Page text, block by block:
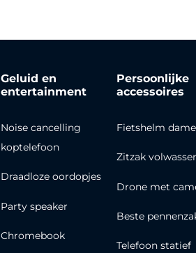
Geluid en
entertainment
Noise cancelling
koptelefoon
Draadloze oordopjes
Party speaker
Chromebook
Persoonlijke
accessoires
Fietshelm
Zitzak
Drone met
Beste
Telefoon statief